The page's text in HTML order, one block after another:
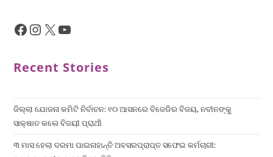
Recent Stories
ଜିଲ୍ଲା ଯୋଜନା କମିଟି ନିର୍ବାଚନ: ୧୦ ଆସନରେ ବିଜେଡିର ବିଜୟ, ନବୀନଙ୍କୁ
ସାକ୍ଷାତ କଲେ ବିଜୟୀ ପ୍ରାର୍ଥୀ
୩ ମାସ ହେଲା ଦରମା ପାଇନାହାନ୍ତି ଅବସରପ୍ରାପ୍ତ ସଫେଇ କର୍ମଚାରୀ: